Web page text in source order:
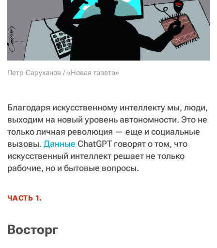
Петр Саруханов / «Новая газета»
Благодаря искусственному интеллекту мы, люди,
выходим на новый уровень автономности. Это не
только личная революция — еще и социальные
вызовы. Данные ChatGPT говорят о том, что
искусственный интеллект решает не только
рабочие, но и бытовые вопросы.
ЧАСТЬ 1.
Восторг
СТАТЬ СОУЧАСТНИКОМ
ПОДЕЛИТЬСЯ С ДРУЗЬЯМИ
Если у вас есть вопросы, пишите donate@novayagazeta.ruили
звоните:
+7 (929) 612-03-68